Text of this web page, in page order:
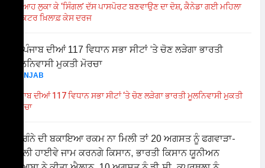
ਵਿਆਹ ਲੁਕਾ ਕੇ ‘ਸਿੰਗਲ’ ਦੱਸ ਪਾਸਪੋਰਟ ਬਣਵਾਉਣ ਦਾ ਦੋਸ਼, ਕੈਨੇਡਾ ਗਈ ਮਹਿਲਾ
ਡਾਕਟਰ ਖ਼ਿਲਾਫ਼ ਕੇਸ ਦਰਜ
PUNJAB
ਪੰਜਾਬ ਦੀਆਂ 117 ਵਿਧਾਨ ਸਭਾ ਸੀਟਾਂ ‘ਤੇ ਚੋਣ ਲੜੇਗਾ ਭਾਰਤੀ ਮੂਲਨਿਵਾਸੀ ਮੁਕਤੀ
ਮੋਰਚਾ